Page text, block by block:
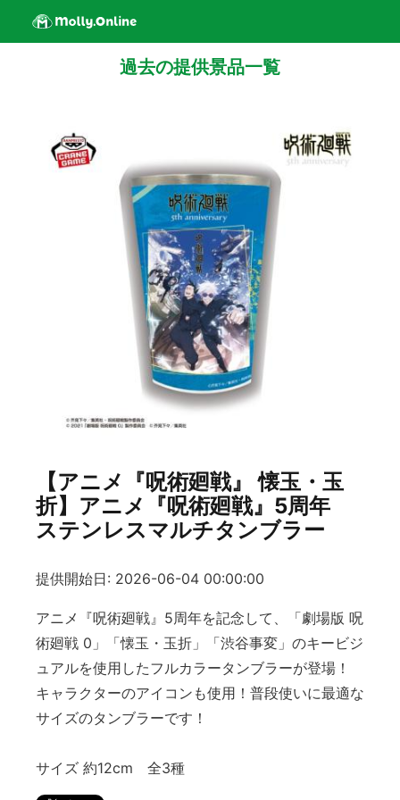
過去の提供景品一覧
【アニメ『呪術廻戦』 懐玉・玉
折】アニメ『呪術廻戦』5周年
ステンレスマルチタンブラー
提供開始日: 2026-06-04 00:00:00
アニメ『呪術廻戦』5周年を記念して、「劇場版 呪
術廻戦 0」「懐玉・玉折」「渋谷事変」のキービジ
ュアルを使用したフルカラータンブラーが登場！
キャラクターのアイコンも使用！普段使いに最適な
サイズのタンブラーです！
サイズ 約12cm 全3種